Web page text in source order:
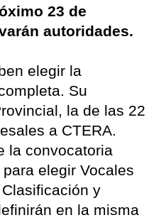
23 de
autoridades.
elegir la
Su
la de las 22
a CTERA.
la convocatoria
elegir Vocales
y
en la misma